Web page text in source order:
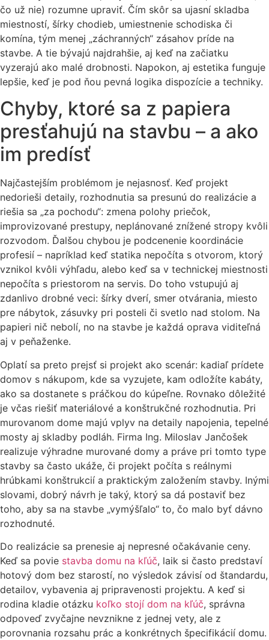
čo už nie) rozumne upraviť. Čím skôr sa ujasní skladba
miestností, šírky chodieb, umiestnenie schodiska či
komína, tým menej „záchranných“ zásahov príde na
stavbe. A tie bývajú najdrahšie, aj keď na začiatku
vyzerajú ako malé drobnosti. Napokon, aj estetika funguje
lepšie, keď je pod ňou pevná logika dispozície a techniky.
Chyby, ktoré sa z papiera
presťahujú na stavbu – a ako
im predísť
Najčastejším problémom je nejasnosť. Keď projekt
nedorieši detaily, rozhodnutia sa presunú do realizácie a
riešia sa „za pochodu“: zmena polohy priečok,
improvizované prestupy, neplánované znížené stropy kvôli
rozvodom. Ďalšou chybou je podcenenie koordinácie
profesií – napríklad keď statika nepočíta s otvorom, ktorý
vznikol kvôli výhľadu, alebo keď sa v technickej miestnosti
nepočíta s priestorom na servis. Do toho vstupujú aj
zdanlivo drobné veci: šírky dverí, smer otvárania, miesto
pre nábytok, zásuvky pri posteli či svetlo nad stolom. Na
papieri nič nebolí, no na stavbe je každá oprava viditeľná
aj v peňaženke.
Oplatí sa preto prejsť si projekt ako scenár: kadiaľ prídete
domov s nákupom, kde sa vyzujete, kam odložíte kabáty,
ako sa dostanete s práčkou do kúpeľne. Rovnako dôležité
je včas riešiť materiálové a konštrukčné rozhodnutia. Pri
murovanom dome majú vplyv na detaily napojenia, tepelné
mosty aj skladby podláh. Firma Ing. Miloslav Jančošek
realizuje výhradne murované domy a práve pri tomto type
stavby sa často ukáže, či projekt počíta s reálnymi
hrúbkami konštrukcií a praktickým založením stavby. Inými
slovami, dobrý návrh je taký, ktorý sa dá postaviť bez
toho, aby sa na stavbe „vymýšľalo“ to, čo malo byť dávno
rozhodnuté.
Do realizácie sa prenesie aj nepresné očakávanie ceny.
Keď sa povie stavba domu na kľúč, laik si často predstaví
hotový dom bez starostí, no výsledok závisí od štandardu,
detailov, vybavenia aj pripravenosti projektu. A keď si
rodina kladie otázku koľko stojí dom na kľúč, správna
odpoveď zvyčajne nevznikne z jednej vety, ale z
porovnania rozsahu prác a konkrétnych špecifikácií domu.